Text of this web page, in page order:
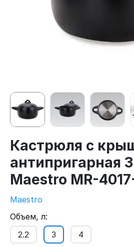
Кастрюля с
антипригарная
Maestro MR-
Maestro
Объем, л:
2.2
3 4